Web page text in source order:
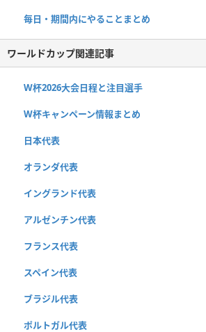
毎日・期間内にやることまとめ
ワールドカップ関連記事
W杯2026大会日程と注目選手
W杯キャンペーン情報まとめ
日本代表
オランダ代表
イングランド代表
アルゼンチン代表
フランス代表
スペイン代表
ブラジル代表
ポルトガル代表